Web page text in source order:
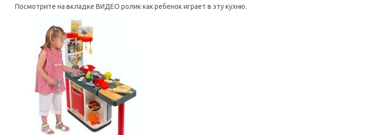
Посмотрите на вкладке ВИДЕО ролик как ребенок играет в эту кухню.